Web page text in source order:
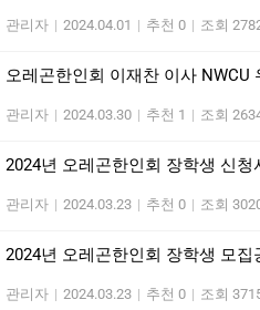
관리자 | 2024.04.01 | 추천 0 | 조회
오레곤한인회 이재찬 이사 NWCU
관리자 | 2024.03.30 | 추천 1 | 조회
2024년 오레곤한인회 장학생 신청
관리자 | 2024.03.23 | 추천 0 | 조회
2024년 오레곤한인회 장학생 모집
관리자 | 2024.03.23 | 추천 0 | 조회